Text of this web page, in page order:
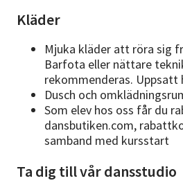
Kläder
Mjuka kläder att röra sig
Barfota eller nättare
rekommenderas. Uppsatt
Dusch och
Som elev hos oss får du
dansbutiken.com,
samband med kursstart
Ta dig till vår dansstudio